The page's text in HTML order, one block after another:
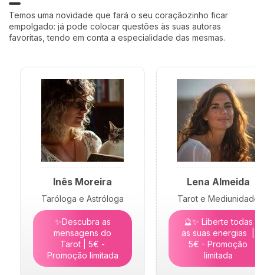
Temos uma novidade que fará o seu coraçãozinho ficar
empolgado: já pode colocar questões às suas autoras
favoritas, tendo em conta a especialidade das mesmas.
Inês Moreira
Taróloga e Astróloga
✨Descubra as
mensagens do
Tarot | 5€ -
Promoção limitada
Lena Almeida
Tarot e Mediunidade
🔮✨ Liberte todas
as suas energias |
5€ - Promoção
limitada